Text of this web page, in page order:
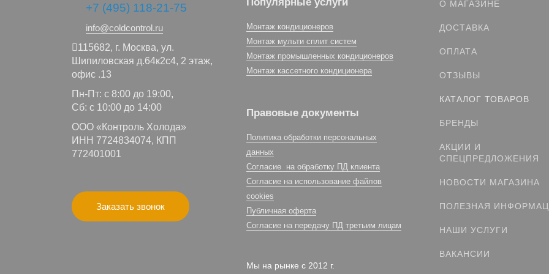
+7 (495) 118-21-75
info@coldcontrol.ru
115682, г. Москва, ул.
Шипиловская д.64к2с4, 2 этаж,
офис .13
Пн-Пт: с 8:00 до 19:00,
Сб: с 10:00 до 14:00
ООО «Контроль Холода»
ИНН 7724834074, КПП
772401001
Заказать звонок
Монтаж кондиционеров
Монтаж мульти сплит систем
Монтаж промышленных кондиционеров
Монтаж кассетного кондиционера
Правовые документы
Политика обработки персональных
данных
Согласие на обработку ПД клиента
Согласие на использование файлов
cookies
Публичная оферта
Согласие на передачу ПД третьим лицам
Мы на рынке с 2012 г.
О МАГАЗИНЕ
ДОСТАВКА
ОПЛАТА
ОТЗЫВЫ
КАТАЛОГ ТОВАРОВ
БРЕНДЫ
АКЦИИ И
СПЕЦПРЕДЛОЖЕНИЯ
НОВОСТИ МАГАЗИНА
ПОЛЕЗНАЯ
НАШИ УСЛУГИ
ВАКАНСИИ